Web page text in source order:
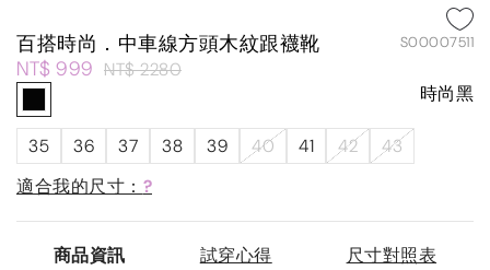
百搭時尚．中車線方頭木紋跟襪靴 S00007511
NT$ 999 NT$ 2280
時尚黑
35 36 37 38 39 40 41 42
43
適合我的尺寸： ?
商品資訊 試穿心得 尺寸對照表